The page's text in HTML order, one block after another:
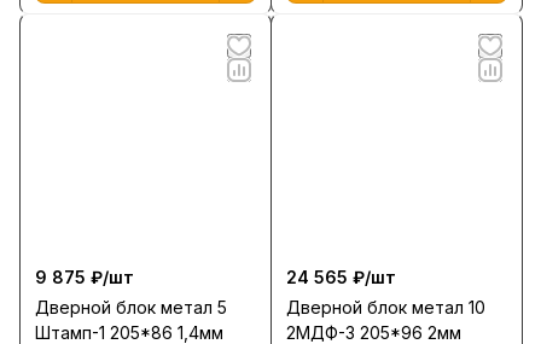
9 875 ₽/шт
Дверной блок метал 5
Штамп-1 205*86 1,4мм
24 565 ₽/шт
Дверной блок метал 10
2МДФ-3 205*96 2мм